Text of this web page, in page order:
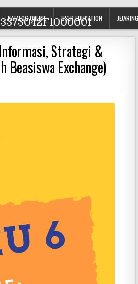
KATALOG ONLINE USER EDUCATION JEJARING
Strategi &
Beasiswa Exchange)